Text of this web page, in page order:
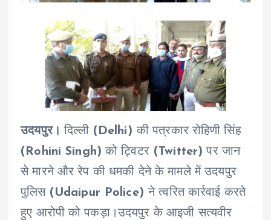
उदयपुर। दिल्ली (Delhi)की पत्रकार रोहिणी सिंह
(Rohini Singh) को ट्विटर(Twitter) पर जान
से मारने और रेप की धमकी देने के मामले में उदयपुर
पुलिस (Udaipur Police)ने त्वरित कार्रवाई करते
हुए आरोपी को पकड़ा।उदयपुर के आइजी सत्यवीर